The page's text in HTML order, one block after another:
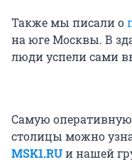
Также мы писали о
на юге Москвы. В
люди успели сами
Самую
столицы можно
MSK1.RUи нашей